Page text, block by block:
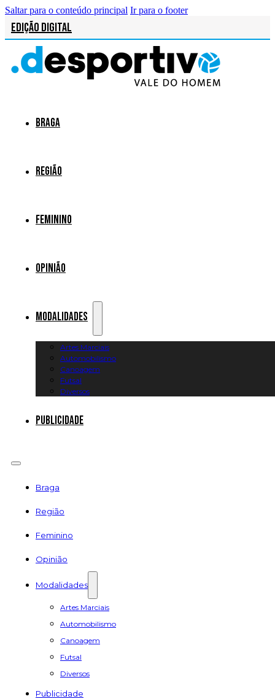
Saltar para o conteúdo principal Ir para o footer
Edição Digital
Braga
Região
Feminino
Opinião
Modalidades
Artes Marciais
Automobilismo
Canoagem
Futsal
Diversos
Publicidade
Braga
Região
Feminino
Opinião
Modalidades
Artes Marciais
Automobilismo
Canoagem
Futsal
Diversos
Publicidade